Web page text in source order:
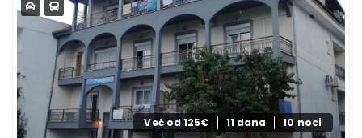
Već od 125€ 11 dana 10 noci